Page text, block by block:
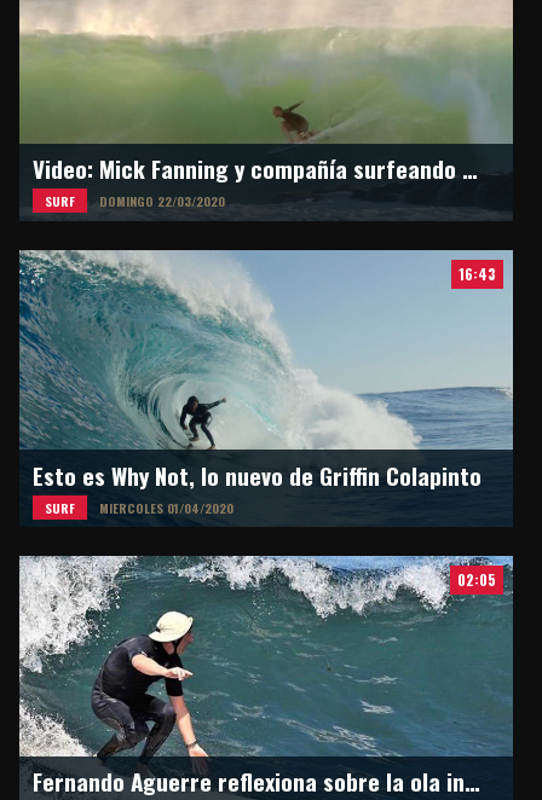
Video: Mick Fanning y compañía surfeando en Snapper Rocks
SURF DOMINGO 22/03/2020
16:43
Esto es Why Not, lo nuevo de Griffin Colapinto
SURF MIERCOLES 01/04/2020
02:05
Fernando Aguerre reflexiona sobre la ola inesperada